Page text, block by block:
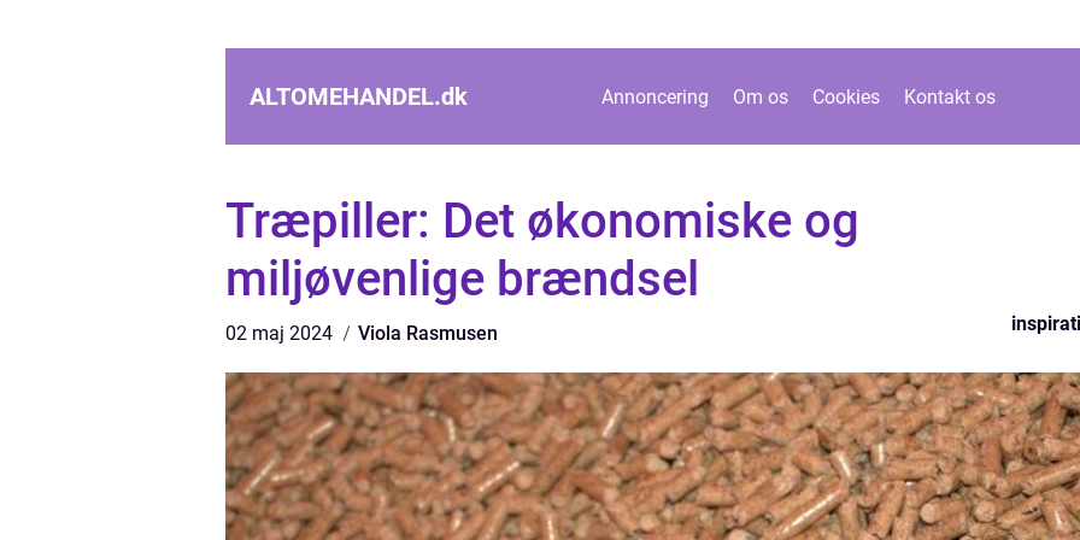
ALTOMEHANDEL.dk Annoncering Om os Cookies Kontakt os
Træpiller: Det økonomiske og
miljøvenlige brændsel
02 maj 2024 Viola Rasmusen